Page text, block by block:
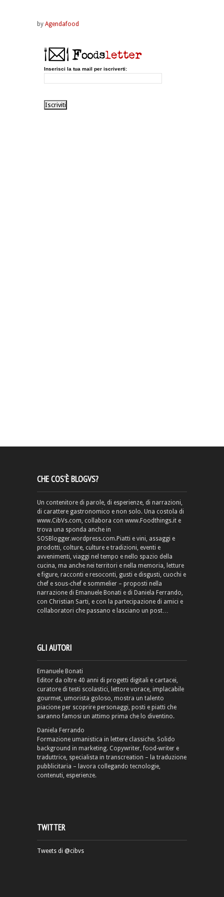
by Agendafood
Inserisci la tua mail per iscriverti:
CHE COS’È BLOGVS?
Un contenitore di parole, di esperienze, di narrazioni,
di carattere gastronomico e non solo. Una costola di
www.CibVs.com, collabora con www.Foodthings.it e
trova una sponda anche in
SOSBlogger.wordpress.com.Piatti e vini, assaggi e
prodotti, colture, culture e tradizioni, eventi e
avvenimenti, viaggi nel tempo e nello spazio della
cucina, ma anche nei territori e nella memoria, letture
e figure, racconti e resoconti, gusti e disgusti, cuochi e
chef e sous-chef e sommelier – proposti nella
narrazione di Emanuele Bonati e di Daniela Ferrando,
con Christian Sarti, e con la partecipazione di amici e
collaboratori che passano e lasciano un post…
GLI AUTORI
Emanuele Bonati
Editor da oltre 40 anni di progetti digitali e cartacei,
curatore di testi scolastici, lettore vorace, implacabile
gourmet, umorista goloso, mostra un talento
piacione per scoprire personaggi, posti e piatti che
saranno famosi un attimo prima che lo diventino.
Daniela Ferrando
Formazione umanistica in lettere classiche. Solido
background in marketing. Copywriter, food-writer e
traduttrice, specialista in transcreation – la traduzione
pubblicitaria – lavora collegando tecnologie,
contenuti, esperienze.
TWITTER
Tweets di @cibvs